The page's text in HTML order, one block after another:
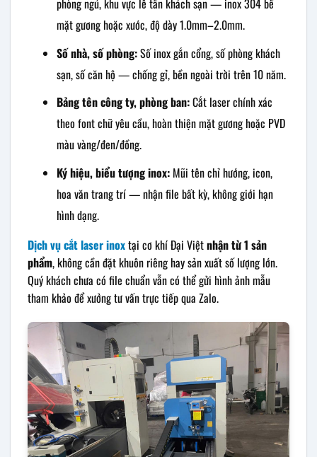
phòng ngủ, khu vực lễ tân khách sạn — inox 304 bề
mặt gương hoặc xước, độ dày 1.0mm–2.0mm.
Số nhà, số phòng:Số inox gắn cổng, số phòng khách
sạn, số căn hộ — chống gỉ, bền ngoài trời trên 10 năm.
Bảng tên công ty, phòng ban:Cắt laser chính xác
theo font chữ yêu cầu, hoàn thiện mặt gương hoặc PVD
màu vàng/đen/đồng.
Ký hiệu, biểu tượng inox:Mũi tên chỉ hướng, icon,
hoa văn trang trí — nhận file bất kỳ, không giới hạn
hình dạng.
Dịch vụ cắt laser inoxtại cơ khí Đại Việtnhận từ 1 sản
phẩm, không cần đặt khuôn riêng hay sản xuất số lượng lớn.
Quý khách chưa có file chuẩn vẫn có thể gửi hình ảnh mẫu
tham khảo để xưởng tư vấn trực tiếp qua Zalo.